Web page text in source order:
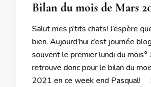
Bilan du mois de Mars
Salut mes p’tits chats! J’espère
bien. Aujourd’hui c’est journée
souvent le premier lundi du mois°
retrouve donc pour le bilan du
2021 en ce week end Pasqual!